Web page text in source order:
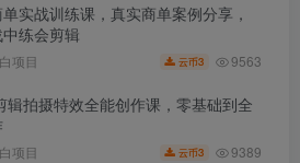
实战训练课，真实商单案例分享，
练会剪辑
项目 云币3 9563
辑拍摄特效全能创作课，零基础到全
项目 云币3 9389